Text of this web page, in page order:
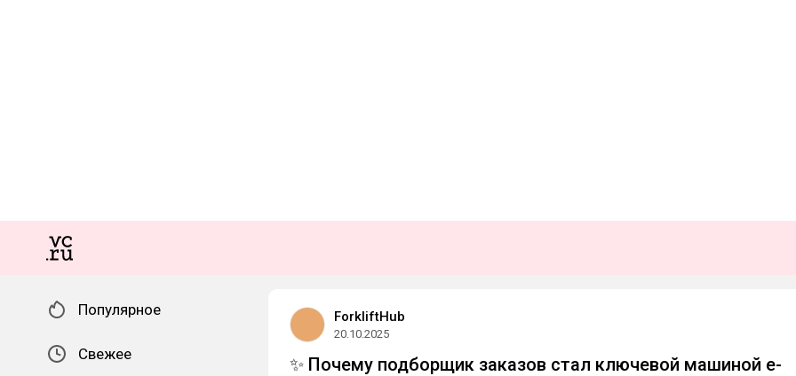
Популярное
Свежее
ForkliftHub
20.10.2025
✨ Почему подборщик заказов стал ключевой машиной e-